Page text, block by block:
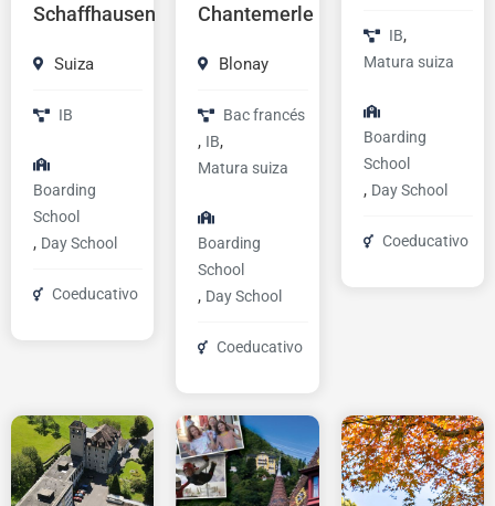
Schaffhausen
Suiza
IB
Boarding
School
, Day School
Coeducativo
Chantemerle
Blonay
Bac francés
, IB,
Matura suiza
Boarding
School
, Day School
Coeducativo
IB,
Matura suiza
Boarding
School
, Day School
Coeducativo